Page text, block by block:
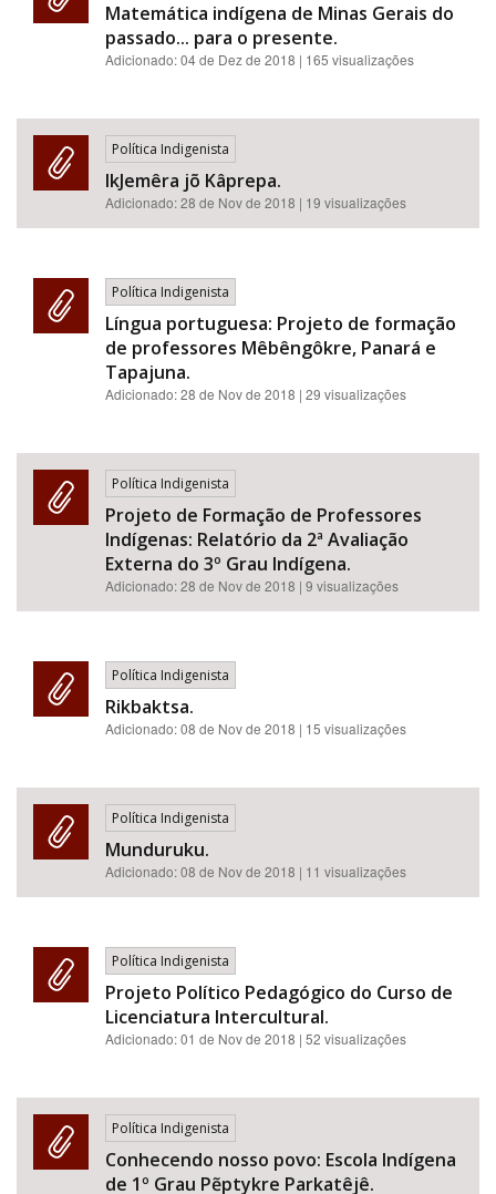
Matemática indígena de Minas Gerais do
passado... para o presente.
Adicionado:04 de Dez de 2018 | 165 visualizações
Política Indigenista
IkJemêra jõ Kâprepa.
Adicionado:28 de Nov de 2018 | 19 visualizações
Política Indigenista
Língua portuguesa: Projeto de formação
de professores Mêbêngôkre, Panará e
Tapajuna.
Adicionado:28 de Nov de 2018 | 29 visualizações
Política Indigenista
Projeto de Formação de Professores
Indígenas: Relatório da 2ª Avaliação
Externa do 3º Grau Indígena.
Adicionado:28 de Nov de 2018 | 9 visualizações
Política Indigenista
Rikbaktsa.
Adicionado:08 de Nov de 2018 | 15 visualizações
Política Indigenista
Munduruku.
Adicionado:08 de Nov de 2018 | 11 visualizações
Política Indigenista
Projeto Político Pedagógico do Curso de
Licenciatura Intercultural.
Adicionado:01 de Nov de 2018 | 52 visualizações
Política Indigenista
Conhecendo nosso povo: Escola Indígena
de 1º Grau Pẽptykre Parkatêjê.